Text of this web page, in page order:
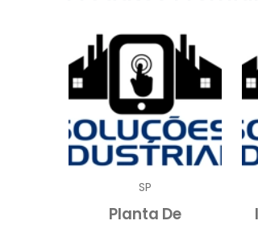
mudanças de layout ou
riscos e garantindo a
BENEFÍCIOS
Investir noreforço de
técnica promove a
materiais e, mais
reforçadas podem
reforço adequado se
SP
Planta De